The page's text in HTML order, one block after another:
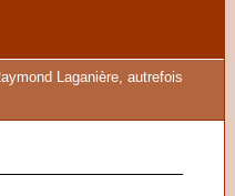
Laganière, autrefois